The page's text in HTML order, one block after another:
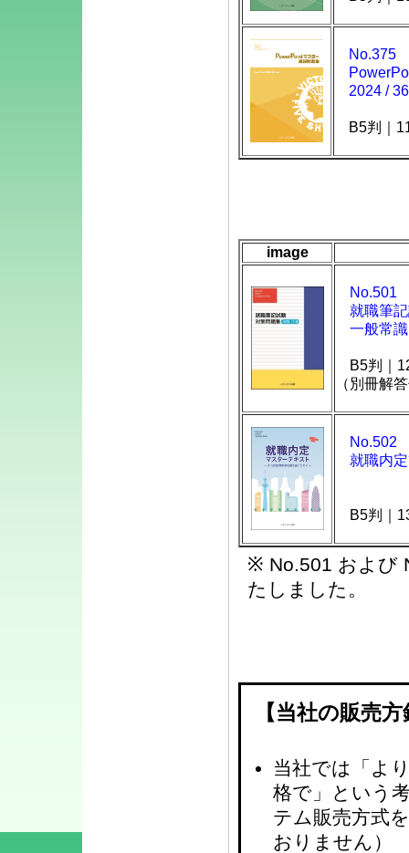
弊社ではユー
ービスの向上
愛願を賜れま
No.375
2024 /
B5判｜
image
No.501
就職筆記
一般常識
B5判｜
（別冊解
No.502
就職内定
B5判｜
※ No.501 および
たしました。
【当社の販売
当社では「よ
格で」という
テム販売方式
おりません）